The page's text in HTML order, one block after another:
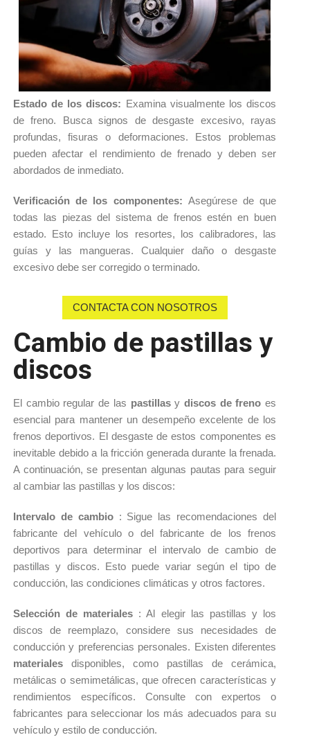
Estado de los discos:
Examina visualmente los discos
de freno.
Busca signos de desgaste excesivo, rayas
profundas, fisuras o deformaciones.
Estos problemas
pueden afectar el rendimiento de frenado y deben ser
abordados de inmediato.
Verificación de los componentes: Asegúrese de que
todas las piezas del sistema de frenos estén en buen
estado.
Esto incluye los resortes, los calibradores, las
guías y las mangueras. Cualquier daño o desgaste
excesivo debe ser corregido o terminado.
CONTACTA CON NOSOTROS
Cambio de pastillas y
discos
El cambio regular de las pastillas y discos de freno es
esencial para mantener un desempeño excelente de los
frenos deportivos. El desgaste de estos componentes es
A continuación, se presentan algunas pautas para seguir
al cambiar las pastillas y los discos:
Intervalo de cambio : Sigue las recomendaciones del
fabricante del vehículo o del fabricante de los frenos
deportivos para determinar el intervalo de cambio de
pastillas y discos.
Esto puede variar según el tipo de
conducción, las condiciones climáticas y otros factores.
Selección de materiales : Al elegir las pastillas y los
discos de reemplazo, considere sus necesidades de
conducción y preferencias personales.
materiales disponibles, como pastillas de cerámica,
metálicas o semimetálicas, que ofrecen características y
rendimientos específicos. Consulte con expertos o
fabricantes para seleccionar los más adecuados para su
vehículo y estilo de conducción.